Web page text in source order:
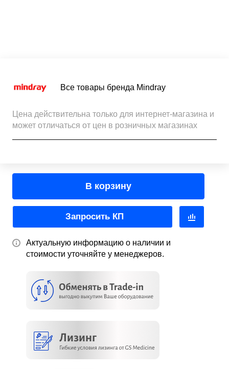
Все товары бренда Mindray
Цена действительна только для интернет-магазина и
может отличаться от цен в розничных магазинах
В корзину
Запросить КП
Актуальную информацию о наличии и
стоимости уточняйте у менеджеров.